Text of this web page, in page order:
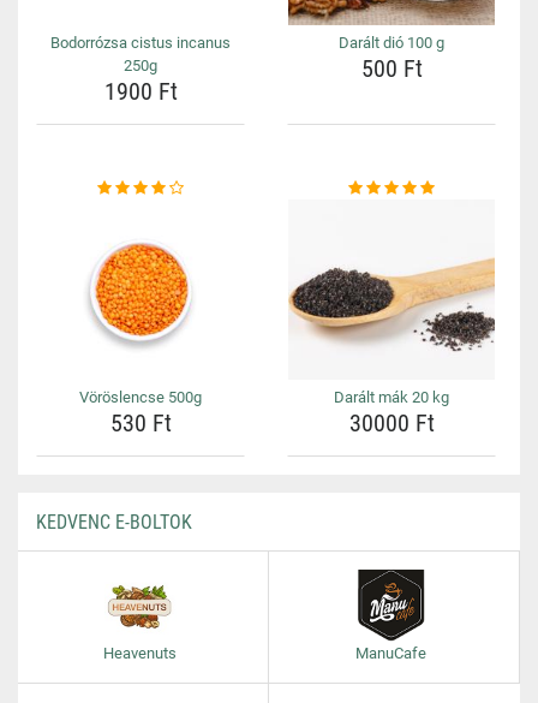
Bodorrózsa cistus incanus
250g
1900 Ft
Darált dió 100 g
500 Ft
Vöröslencse 500g
530 Ft
Darált mák 20 kg
30000 Ft
KEDVENC E-BOLTOK
Heavenuts ManuCafe